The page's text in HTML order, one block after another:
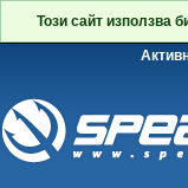
Този сайт използва